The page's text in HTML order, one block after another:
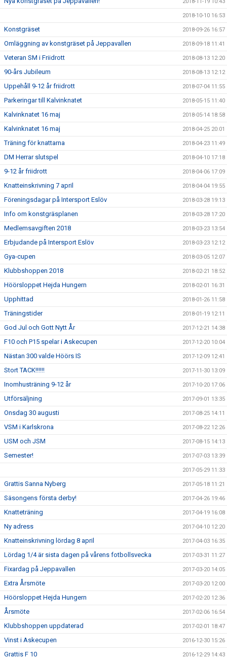
2018-10-10 16:53
Konstgräset 2018-09-26 16:57
Omläggning av konstgräset på Jeppavallen 2018-09-18 11:41
Veteran SM i Friidrott 2018-08-13 12:20
90-års Jubileum 2018-08-13 12:12
Uppehåll 9-12 år friidrott 2018-07-04 11:55
Parkeringar till Kalvinknatet 2018-05-15 11:40
Kalvinknatet 16 maj 2018-05-14 18:58
Kalvinknatet 16 maj 2018-04-25 20:01
Träning för knattarna 2018-04-23 11:49
DM Herrar slutspel 2018-04-10 17:18
9-12 år friidrott 2018-04-06 17:09
Knatteinskrivning 7 april 2018-04-04 19:55
Föreningsdagar på Intersport Eslöv 2018-03-28 19:13
Info om konstgräsplanen 2018-03-28 17:20
Medlemsavgiften 2018 2018-03-23 13:54
Erbjudande på Intersport Eslöv 2018-03-23 12:12
Gya-cupen 2018-03-05 12:07
Klubbshoppen 2018 2018-02-21 18:52
Höörsloppet Hejda Hungern 2018-02-01 16:31
Upphittad 2018-01-26 11:58
Träningstider 2018-01-19 12:11
God Jul och Gott Nytt År 2017-12-21 14:38
F10 och P15 spelar i Askecupen 2017-12-20 10:04
Nästan 300 valde Höörs IS 2017-12-09 12:41
Stort TACK!!!!!! 2017-11-30 13:09
Inomhusträning 9-12 år 2017-10-20 17:06
Utförsäljning 2017-09-01 13:35
Onsdag 30 augusti 2017-08-25 14:11
VSM i Karlskrona 2017-08-22 12:26
USM och JSM 2017-08-15 14:13
Semester! 2017-07-03 13:39
2017-05-29 11:33
Grattis Sanna Nyberg 2017-05-18 11:21
Säsongens första derby! 2017-04-26 19:46
Knatteträning 2017-04-19 16:08
Ny adress 2017-04-10 12:20
Knatteinskrivning lördag 8 april 2017-04-03 16:35
Lördag 1/4 är sista dagen på vårens fotbollsvecka 2017-03-31 11:27
Fixardag på Jeppavallen 2017-03-20 14:05
Extra Årsmöte 2017-03-20 12:00
Höörsloppet Hejda Hungern 2017-02-20 12:36
Årsmöte 2017-02-06 16:54
Klubbshoppen uppdaterad 2017-02-01 18:47
Vinst i Askecupen 2016-12-30 15:26
Grattis F 10 2016-12-29 14:43